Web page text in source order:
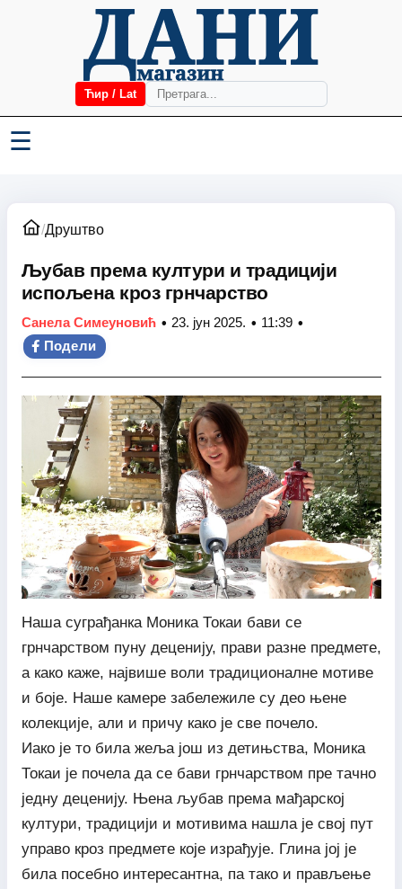
Ћир / Lat
☰
/Друштво
Љубав према култури и традицији
испољена кроз грнчарство
Санела Симеуновић • 23. јун 2025. • 11:39 •
Подели
Наша суграђанка Моника Токаи бави се
грнчарством пуну деценију, прави разне предмете,
а како каже, највише воли традиционалне мотиве
и боје. Наше камере забележиле су део њене
колекције, али и причу како је све почело.
Иако је то била жеља још из детињства, Моника
Токаи је почела да се бави грнчарством пре тачно
једну деценију. Њена љубав према мађарској
култури, традицији и мотивима нашла је свој пут
управо кроз предмете које израђује. Глина јој је
била посебно интересантна, па тако и прављење